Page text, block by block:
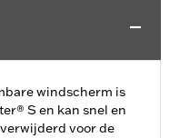
windscherm is
S en kan snel en
voor de